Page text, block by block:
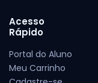
Acesso
Rápido
Portal do Aluno
Meu Carrinho